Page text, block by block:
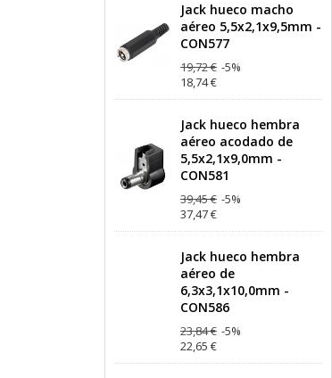
Jack hueco macho
aéreo 5,5x2,1x9,5mm -
CON577
19,72 € -5%
18,74 €
Jack hueco hembra
aéreo acodado de
5,5x2,1x9,0mm -
CON581
39,45 € -5%
37,47 €
Jack hueco hembra
aéreo de
6,3x3,1x10,0mm -
CON586
23,84 € -5%
22,65 €